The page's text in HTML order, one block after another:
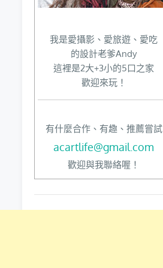
我是愛攝影、愛旅遊、愛吃
的設計老爹Andy
這裡是2大+3小的5口之家
歡迎來玩！
有什麼合作、有趣、推薦嘗試
acartlife@gmail.com
歡迎與我聯絡喔！